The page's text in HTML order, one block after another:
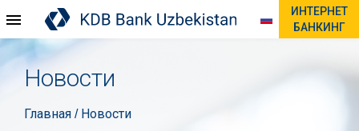
ИНТЕРНЕТ
БАНКИНГ
Новости
Главная / Новости